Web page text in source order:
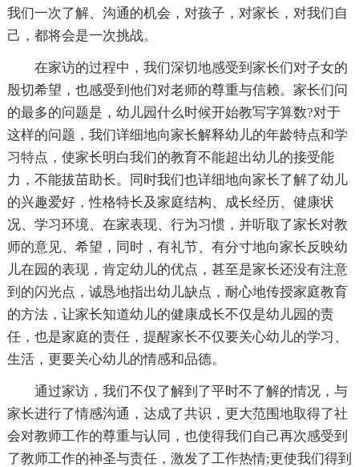
我们一次了解、沟通的机会，对孩子，对家长，对我们自
己，都将会是一次挑战。
在家访的过程中，我们深切地感受到家长们对子女的
殷切希望，也感受到他们对老师的尊重与信赖。家长们问
的最多的问题是，幼儿园什么时候开始教写字算数?对于
这样的问题，我们详细地向家长解释幼儿的年龄特点和学
习特点，使家长明白我们的教育不能超出幼儿的接受能
力，不能拔苗助长。同时我们也详细地向家长了解了幼儿
的兴趣爱好，性格特长及家庭结构、成长经历、健康状
况、学习环境、在家表现、行为习惯，并听取了家长对教
师的意见、希望，同时，有礼节、有分寸地向家长反映幼
儿在园的表现，肯定幼儿的优点，甚至是家长还没有注意
到的闪光点，诚恳地指出幼儿缺点，耐心地传授家庭教育
的方法，让家长知道幼儿的健康成长不仅是幼儿园的责
任，也是家庭的责任，提醒家长不仅要关心幼儿的学习、
生活，更要关心幼儿的情感和品德。
通过家访，我们不仅了解到了平时不了解的情况，与
家长进行了情感沟通，达成了共识，更大范围地取得了社
会对教师工作的尊重与认同，也使得我们自己再次感受到
了教师工作的神圣与责任，激发了工作热情;更使我们得到